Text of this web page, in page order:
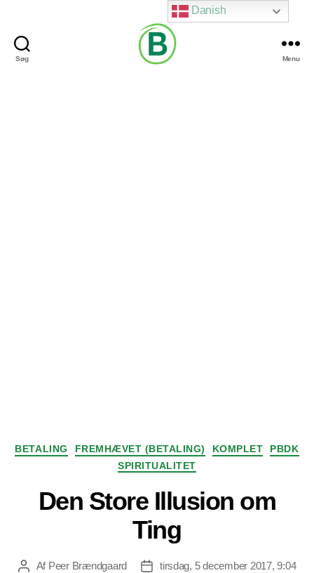
Søg Menu
Kategorier
BETALING FREMHÆVET (BETALING) KOMPLET
PBDK
SPIRITUALITET
Den Store Illusion om
Ting
Indlægsforfatter
Af Peer Brændgaard Indlægsdato
tirsdag, 5 december 2017, 9:04
Danish